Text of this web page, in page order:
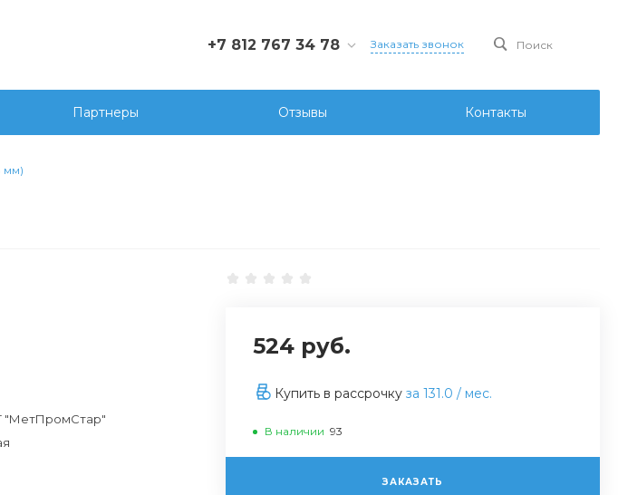
+7 812 767 34 78
г. Санкт-Петербург, Ул.
Седова д.107 лит. А, офис
206
Заказать звонок Поиск
Партнеры Отзывы Контакты
мм)
"МетПромСтар"
524 руб.
Купить в рассрочку за 131.0 / мес.
В наличии 93
ЗАКАЗАТЬ